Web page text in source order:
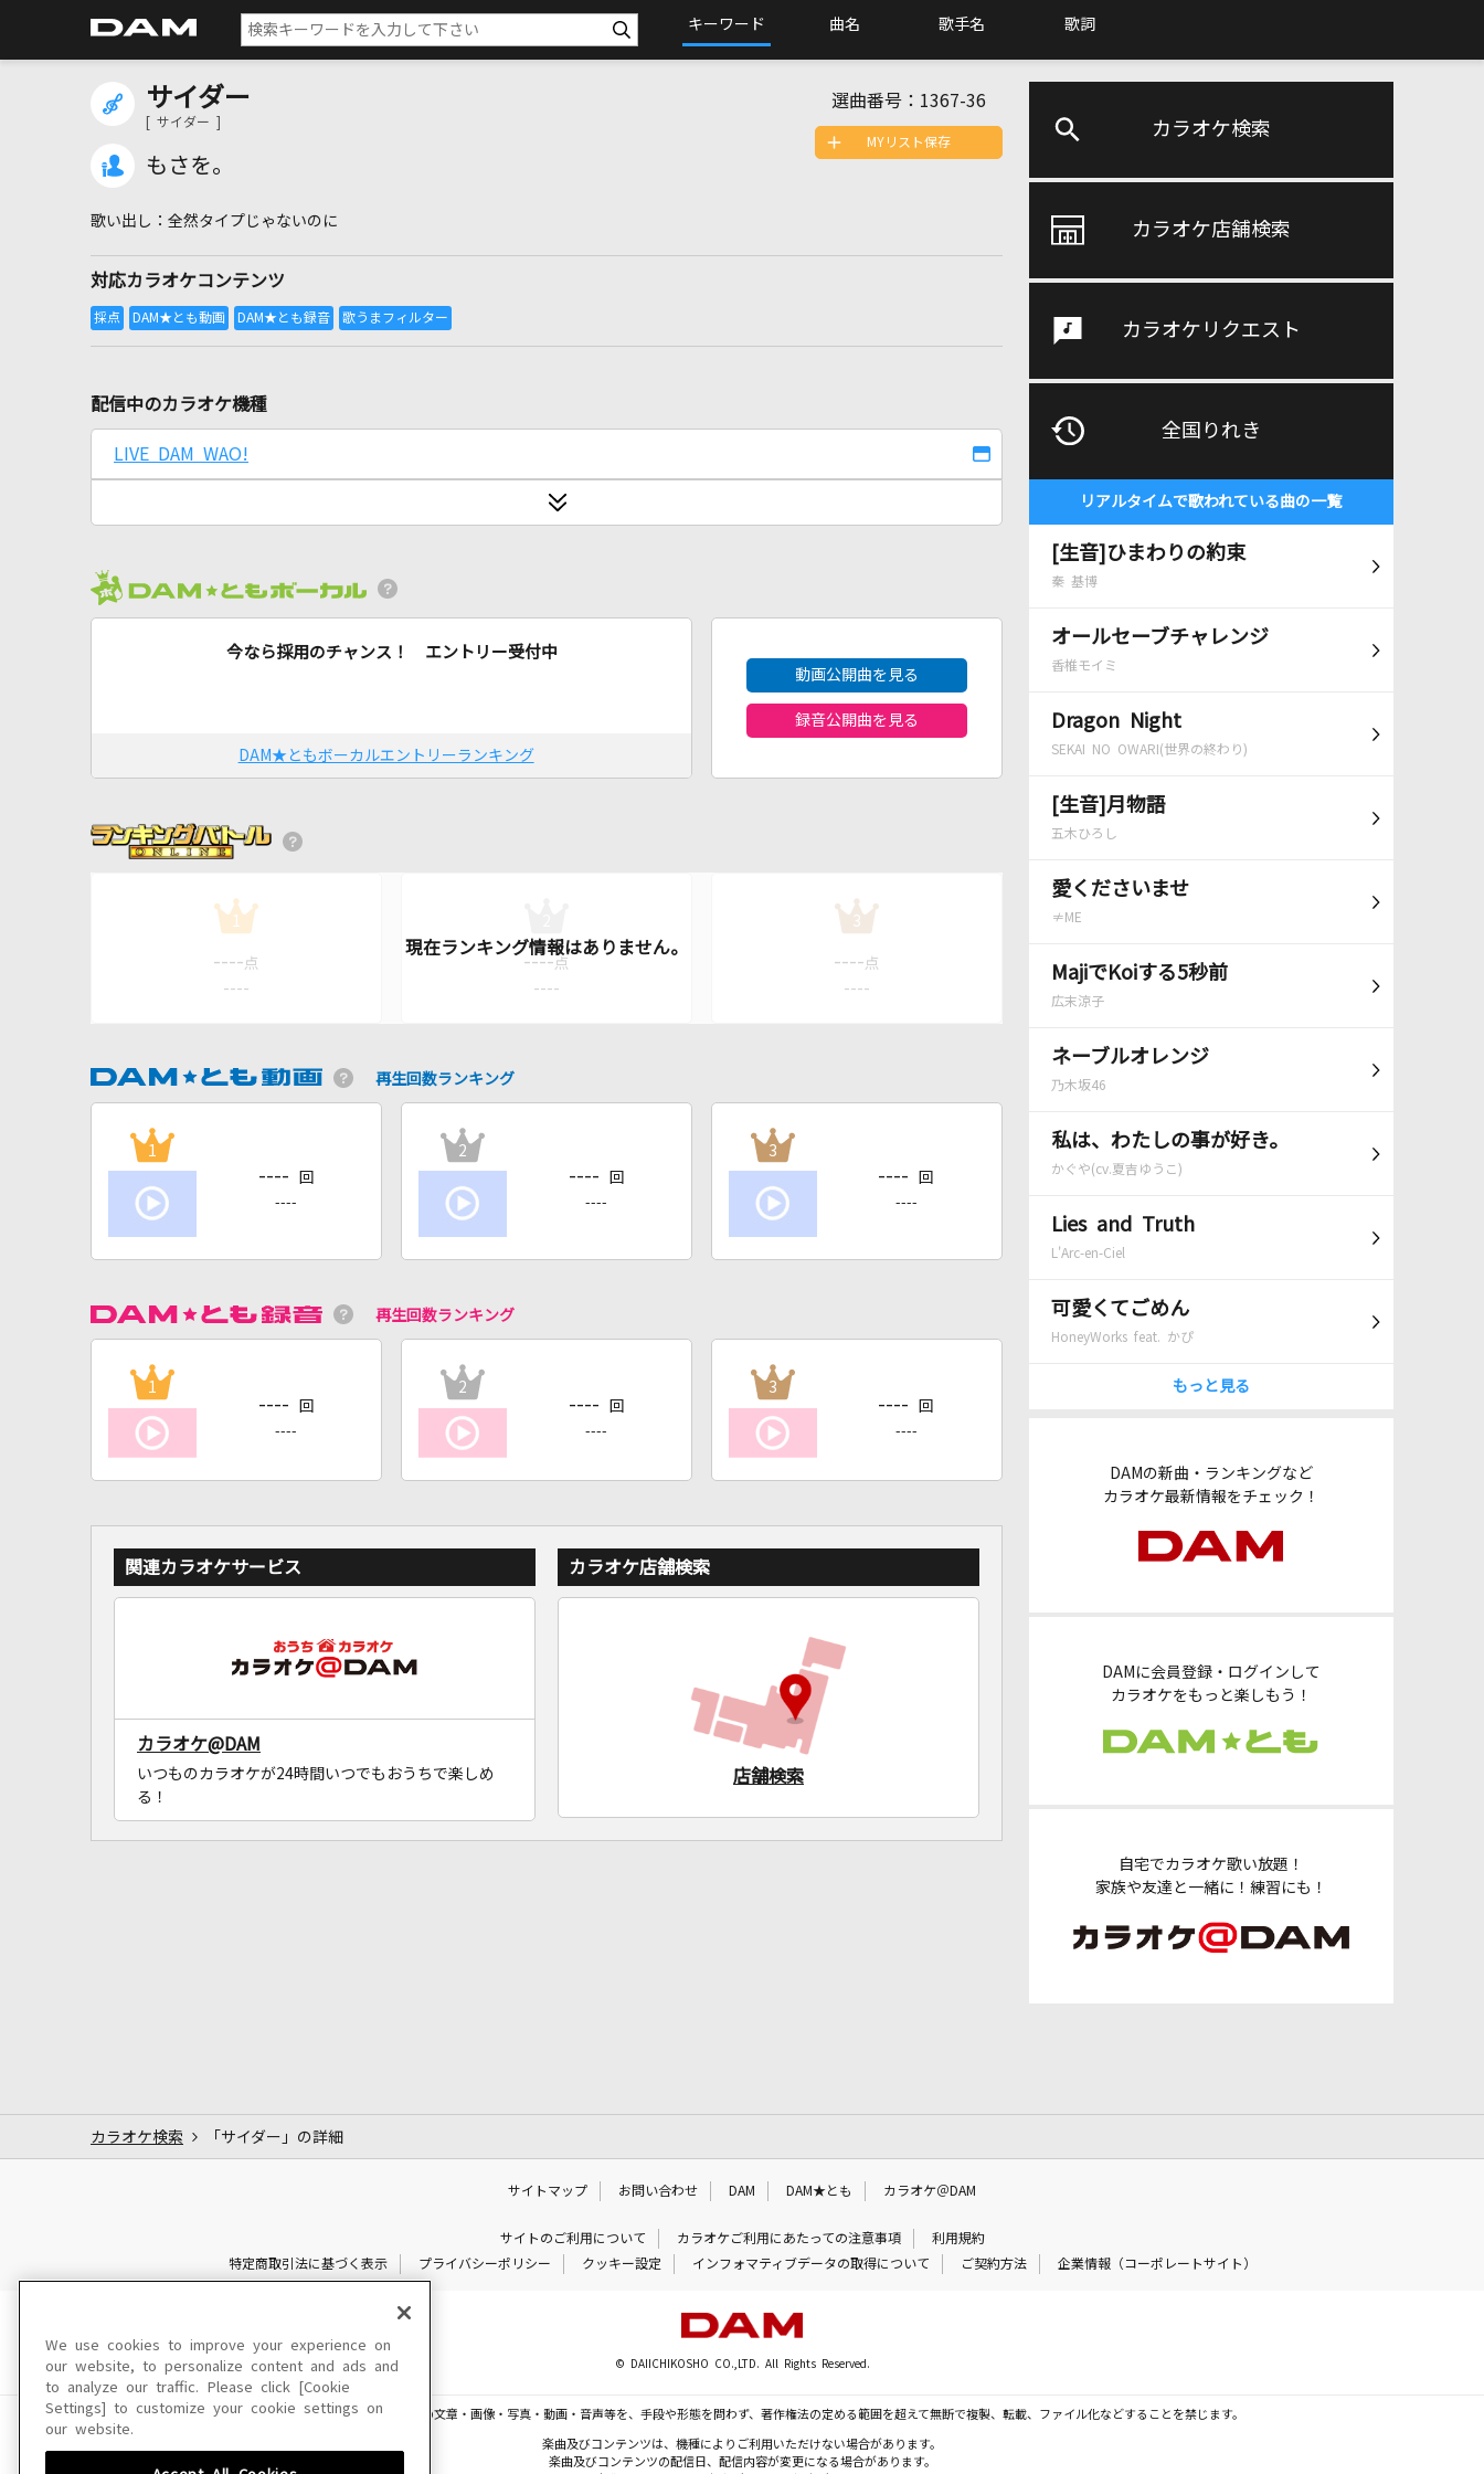
キーワード 曲名 歌手名 歌詞
カラオケ検索
カラオケ店舗検索
カラオケリクエスト
全国りれき
リアルタイムで歌われている曲の一覧
[生音]ひまわりの約束
秦 基博
オールセーブチャレンジ
香椎モイミ
Dragon Night
SEKAI NO OWARI(世界の終わり)
[生音]月物語
五木ひろし
愛くださいませ
≠ME
MajiでKoiする5秒前
広末涼子
ネーブルオレンジ
乃木坂46
私は、わたしの事が好き。
かぐや(cv.夏吉ゆうこ)
Lies and Truth
L'Arc-en-Ciel
可愛くてごめん
HoneyWorks feat. かぴ
もっと見る
DAMの新曲・ランキングなど
カラオケ最新情報をチェック！
DAMに会員登録・ログインして
カラオケをもっと楽しもう！
自宅でカラオケ歌い放題！
家族や友達と一緒に！練習にも！
サイダー
[ サイダー ]
もさを。
選曲番号： 1367-36
全然タイプじゃないのに
対応カラオケコンテンツ
MYリスト保存
配信中のカラオケ機種
LIVE DAM WAO!
今なら採用のチャンス！ エントリー受付中
DAM★ともボーカルエントリーランキング
動画公開曲を見る
録音公開曲を見る
1
---- 点
----
---- 点
----
3
---- 点
----
再生回数ランキング
1
---- 回
----
2
---- 回
----
3
---- 回
----
再生回数ランキング
1
---- 回
----
2
---- 回
----
3
---- 回
----
関連カラオケサービス
カラオケ@DAM
いつものカラオケが24時間いつでもおうちで楽しめ
る！
カラオケ店舗検索
店舗検索
カラオケ検索 「サイダー」の詳細
サイトマップ お問い合わせ DAM DAM★とも カラオケ＠DAM
サイトのご利用について カラオケご利用にあたっての注意事項
利用規約
特定商取引法に基づく表示
プライバシーポリシー クッキー設定 インフォマティブデータの取得について ご契約方法 企業情報（コーポレートサイト）
© DAIICHIKOSHO CO.,LTD. All Rights Reserved.
このサイトに掲載されている一切の文章・画像・写真・動画・音声等を、手段や形態を問わず、著作権法の定める範囲を超えて無断で複製、転載、ファイル化などすることを禁じます。
楽曲及びコンテンツは、機種によりご利用いただけない場合があります。
楽曲及びコンテンツの配信日、配信内容が変更になる場合があります。
We use cookies to improve your experience on
our website, to personalize content and ads and
to analyze our traffic. Please click [Cookie
Settings] to customize your cookie settings on
our website.